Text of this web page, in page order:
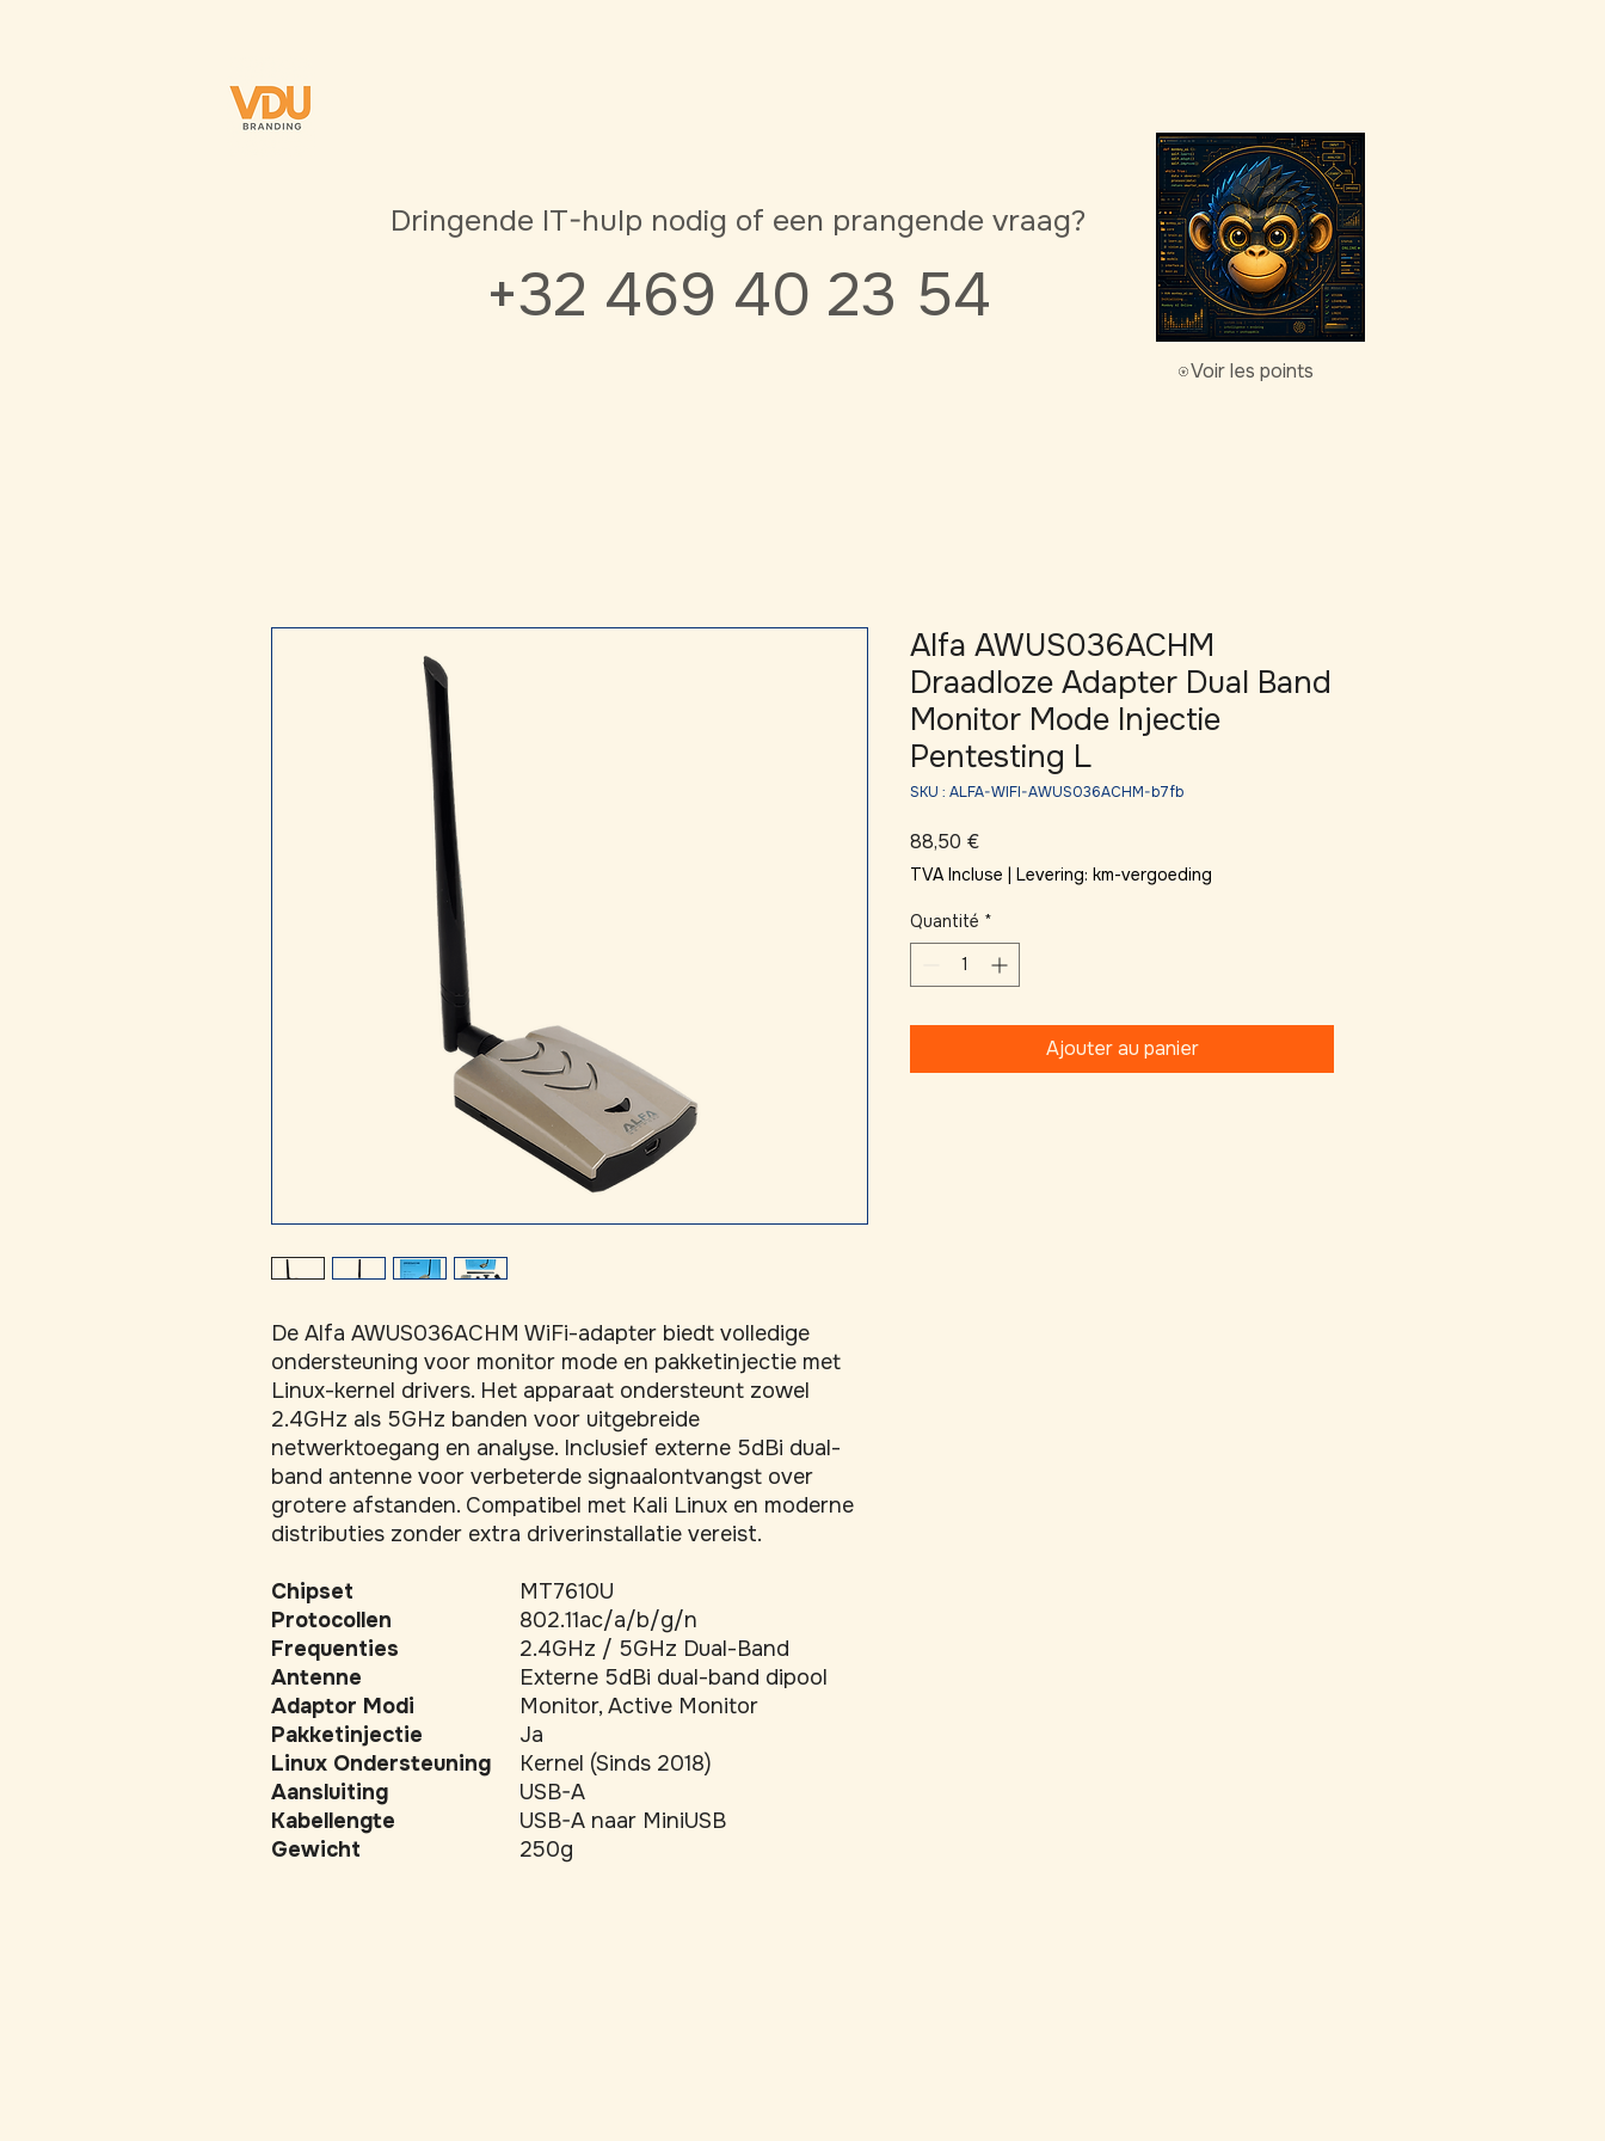
Dringende IT-hulp nodig of een prangende vraag?
+32 469 40 23 54
Voir les points
De Alfa AWUS036ACHM WiFi-adapter biedt volledige
ondersteuning voor monitor mode en pakketinjectie met
Linux-kernel drivers. Het apparaat ondersteunt zowel
2.4GHz als 5GHz banden voor uitgebreide
netwerktoegang en analyse. Inclusief externe 5dBi dual-
band antenne voor verbeterde signaalontvangst over
grotere afstanden. Compatibel met Kali Linux en moderne
distributies zonder extra driverinstallatie vereist.
Chipset
MT7610U
Protocollen
802.11ac/a/b/g/n
Frequenties
2.4GHz / 5GHz Dual-Band
Antenne
Externe 5dBi dual-band dipool
Adaptor Modi
Monitor, Active Monitor
Pakketinjectie
Ja
Linux Ondersteuning
Kernel (Sinds 2018)
Aansluiting
USB-A
Kabellengte
USB-A naar MiniUSB
Gewicht
250g
Alfa AWUS036ACHM
Draadloze Adapter Dual Band
Monitor Mode Injectie
Pentesting L
SKU : ALFA-WIFI-AWUS036ACHM-b7fb
88,50 €Prix
TVA Incluse | Levering: km-vergoeding
Quantité *
Ajouter au panier